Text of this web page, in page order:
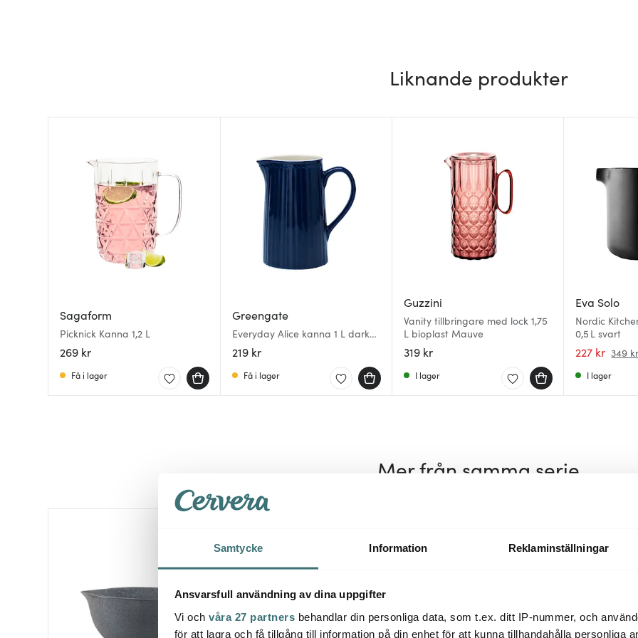
Samtycke Information Reklaminställningar
Ansvarsfull användning av dina uppgifter
Vi och våra 27 partners behandlar din personliga data, som t.ex. ditt IP-nummer, och
för att lagra och få tillgång till information på din enhet för att kunna tillhandahålla personliga
Liknande produkter
Sagaform
Picknick Kanna 1,2 L
269 kr
Få i lager
Greengate
Everyday Alice kanna 1 L dark
blue
219 kr
Få i lager
Guzzini
Vanity tillbringare med lock 1,75
L bioplast Mauve
319 kr
I lager
Eva Solo
Nordic
0,5 L svart
227 kr 349
I lager
Mer från samma serie